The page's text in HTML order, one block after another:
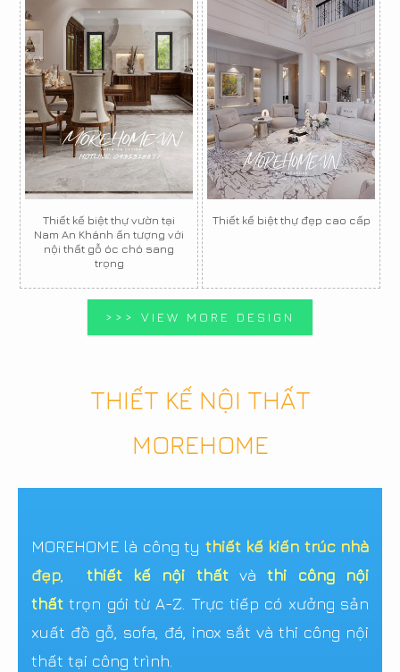
Thiết kế biệt thự vườn tại
Nam An Khánh ấn tượng với
nội thất gỗ óc chó sang
trọng
Thiết kế biệt thự đẹp cao cấp
>>> VIEW MORE DESIGN
THIẾT KẾ NỘI THẤT
MOREHOME
MOREHOME là công ty thiết kế kiến trúc nhà
đẹp, thiết kế nội thấtvàthi công nội
thất trọn gói từ A-Z. Trực tiếp có xưởng sản
xuất đồ gỗ, sofa, đá, inox sắt và thi công nội
thất tại công trình.